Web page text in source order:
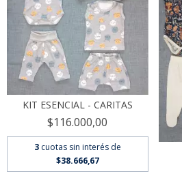
KIT ESENCIAL - CARITAS
$116.000,00
3 cuotas sin interés de
$38.666,67